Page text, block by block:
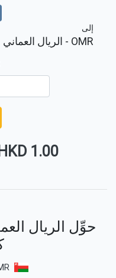
إلى
OMR - الريال العماني
1.00 HKD
حوِّل الريال